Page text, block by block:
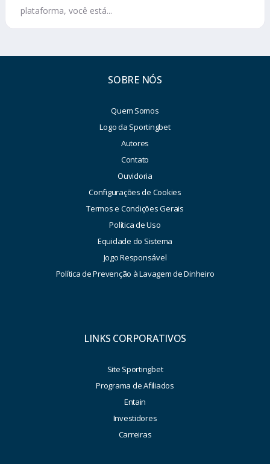
plataforma, você está...
SOBRE NÓS
Quem Somos
Logo da Sportingbet
Autores
Contato
Ouvidoria
Configurações de Cookies
Termos e Condições Gerais
Política de Uso
Equidade do Sistema
Jogo Responsável
Política de Prevenção à Lavagem de Dinheiro
LINKS CORPORATIVOS
Site Sportingbet
Programa de Afiliados
Entain
Investidores
Carreiras